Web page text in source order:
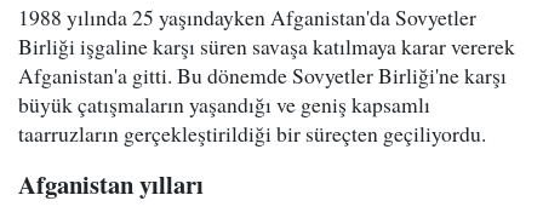
1988 yılında 25 yaşındayken Afganistan'da Sovyetler
Birliği işgaline karşı süren savaşa katılmaya karar vererek
Afganistan'a gitti. Bu dönemde Sovyetler Birliği'ne karşı
büyük çatışmaların yaşandığı ve geniş kapsamlı
taarruzların gerçekleştirildiği bir süreçten geçiliyordu.
Afganistan yılları